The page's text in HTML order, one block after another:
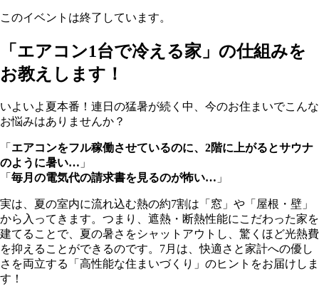
このイベントは終了しています。
「エアコン1台で冷える家」の仕組みを
お教えします！
いよいよ夏本番！連日の猛暑が続く中、今のお住まいでこんな
お悩みはありませんか？
「 エアコンをフル稼働させているのに、2階に上がるとサウナ
のように暑い… 」
「 毎月の電気代の請求書を見るのが怖い… 」
実は、夏の室内に流れ込む熱の約7割は「窓」や「屋根・壁」
から入ってきます。つまり、遮熱・断熱性能にこだわった家を
建てることで、夏の暑さをシャットアウトし、驚くほど光熱費
を抑えることができるのです。7月は、快適さと家計への優し
さを両立する「高性能な住まいづくり」のヒントをお届けしま
す！